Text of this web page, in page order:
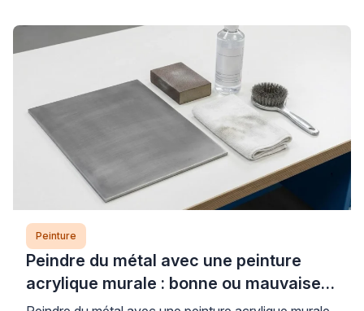
Peinture
Peindre du métal avec une peinture
acrylique murale : bonne ou mauvaise
idée ?